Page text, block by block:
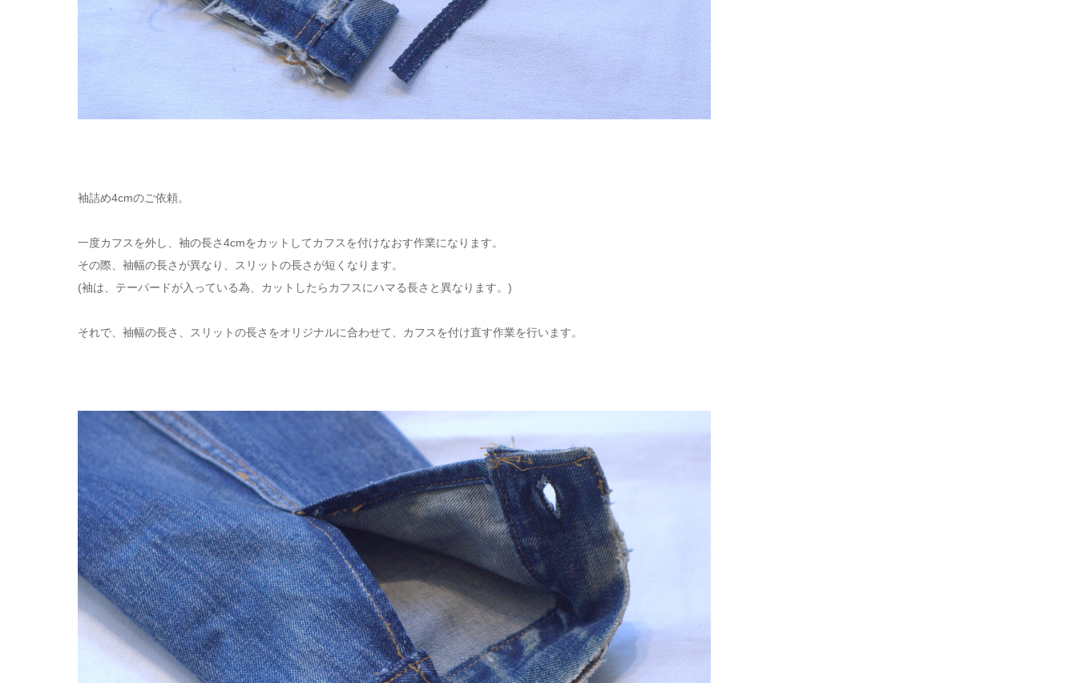
袖詰め4cmのご依頼。
一度カフスを外し、袖の長さ4cmをカットしてカフスを付けなおす作業になります。
その際、袖幅の長さが異なり、スリットの長さが短くなります。
(袖は、テーパードが入っている為、カットしたらカフスにハマる長さと異なります。)
それで、袖幅の長さ、スリットの長さをオリジナルに合わせて、カフスを付け直す作業を行います。